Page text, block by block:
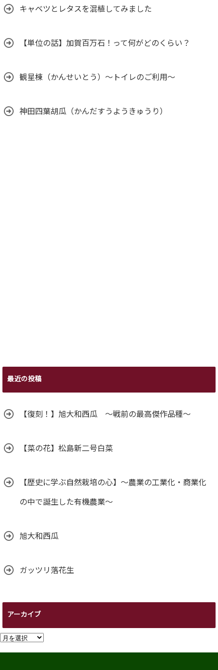
キャベツとレタスを混植してみました
【単位の話】加賀百万石！って何がどのくらい？
観星棟（かんせいとう）～トイレのご利用～
神田四葉胡瓜（かんだすうようきゅうり）
最近の投稿
【復刻！】旭大和西瓜 ～戦前の最高傑作品種～
【菜の花】松島新二号白菜
【歴史に学ぶ自然栽培の心】～農業の工業化・商業化
の中で誕生した有機農業～
旭大和西瓜
ガッツリ落花生
アーカイブ
ア
ー